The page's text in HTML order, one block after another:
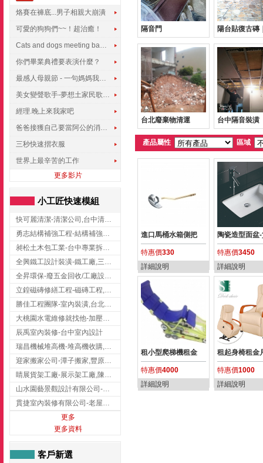
烙賽在褲底...男子相親大崩潰
可愛的狗狗們~~！超治癒！
Cats and dogs meeting babies for the first time
你們畢業典禮要表演什麼？
最感人母親節 - 一句媽媽我愛你
美女變聲歌手-夢想土家民歌傳遍世界
經理.晚上來我家吧
爸爸接獲自己要當阿公的消息，反應史上最可愛!!!
三秒快速摺衣服
世界上最辛苦的工作
更多影片
小工匠快速模組
快可麗清潔-清潔公司,台中清潔公司,台中居家清潔
勇志結構補強工程-結構補強工程 ,桃園結構補強工程,龍潭結構補強工程
昶松土木包工業-台中專業拆除工程/挖土機出租
全興鐵工設計裝潢-鐵工廠,三峽鐵工廠,台北鐵工廠
全昇環保-廢五金回收/工廠設備收購/機械設備回收/高價收購廠房設備
立鍠磁磚修繕工程-磁磚工程,磁磚修補,新竹磁磚工程
勝佳工程團隊-室內裝潢,台北房屋裝修,三重室內裝修
大桃園水電維修就找他-加壓馬達,抽水馬達,桃園水電行,中壢水電
辰禹室內裝修-台中室內設計
瑞昌機械堆高機-堆高機收購,新北市堆高機,桃園堆高機
迎家搬家公司-潭子搬家,豐原搬家,大雅搬家,大甲搬家,台中推薦搬家,台中搬家
睛展貨架工廠-展示架工廠,陳列架,台中展示架工廠
山水園藝景觀設計有限公司-景觀工程,景觀設計,新竹園藝工程,新竹景觀設計
貫捷室內裝修有限公司-老屋翻新工程,台中老屋翻新工程,台中舊屋翻新
更多
更多資料
客戶新選
隔音門 陽台貼復古磚
台北廢棄物清運 台中隔音裝潢
產品屬性 區域
進口馬桶水箱側把
特惠價330
詳細說明
陶瓷造型面盆-
特惠價3450
詳細說明
租小型爬梯機租金
特惠價4000
詳細說明
租起身椅租金
特惠價1000
詳細說明